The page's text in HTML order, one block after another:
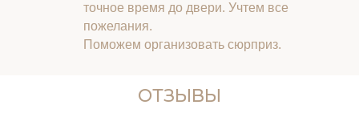
точное время до двери. Учтем все
пожелания.
Поможем организовать сюрприз.
ОТЗЫВЫ